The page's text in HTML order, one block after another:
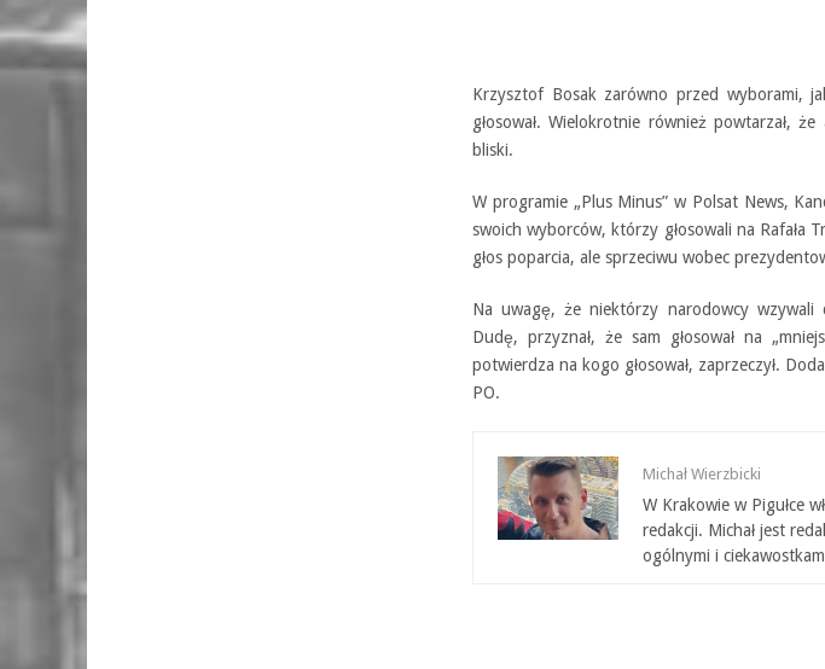
Krzysztof Bosak zarówno przed wyborami,
głosował. Wielokrotnie również powtarzał,
bliski.
W programie „Plus Minus” w Polsat News,
swoich wyborców, którzy głosowali na Rafała
głos poparcia, ale sprzeciwu wobec
Na uwagę, że niektórzy narodowcy wzywali
Dudę, przyznał, że sam głosował na
potwierdza na kogo głosował, zaprzeczył.
PO.
Michał Wierzbicki
W Krakowie w Pigułce
redakcji. Michał jest
ogólnymi i